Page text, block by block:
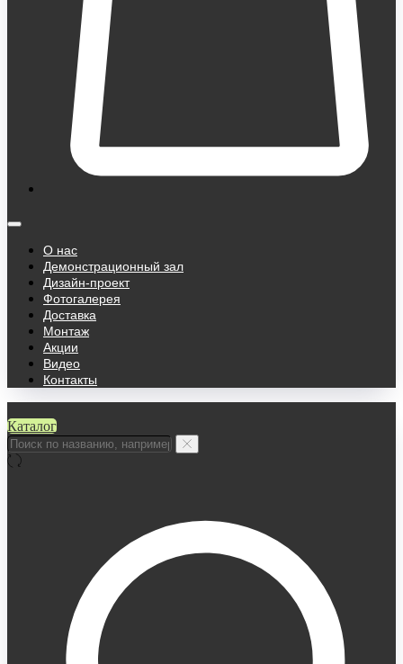
О нас
Демонстрационный зал
Дизайн-проект
Фотогалерея
Доставка
Монтаж
Акции
Видео
Контакты
Каталог